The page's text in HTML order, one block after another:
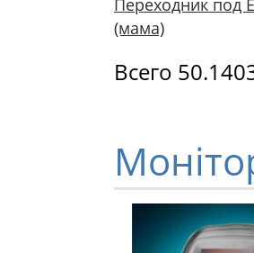
Переходник под
(мама)
Всего